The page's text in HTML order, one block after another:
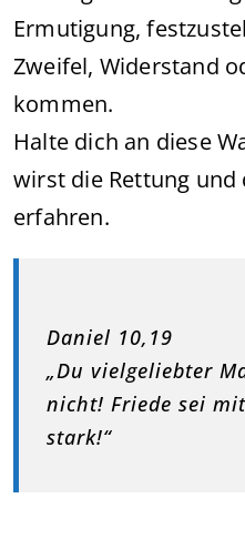
Ermutigung,
Zweifel, Widerstand
kommen.
Halte dich an diese
wirst die Rettung und
erfahren.
Daniel 10,19
„Du vielgeliebter
nicht! Friede sei
stark!“